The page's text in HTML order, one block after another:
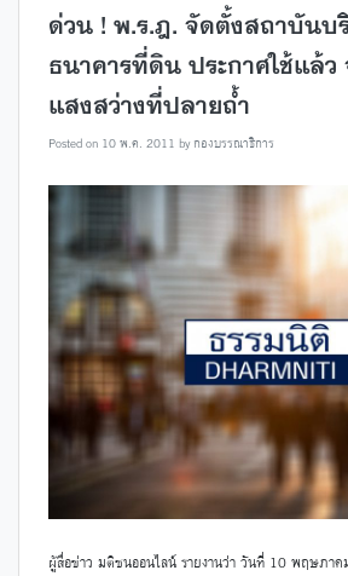
ด่วน ! พ.ร.ฎ. จัดตั้งสถาบันบ
ธนาคารที่ดิน ประกาศใช้แล้ว
แสงสว่างที่ปลายถ้ำ
Posted on 10 พ.ค. 2011 byกองบรรณาธิการ
ผู้สื่อข่าว มติชนออนไลน์ รายงานว่า วันที่ 10 พฤษภ